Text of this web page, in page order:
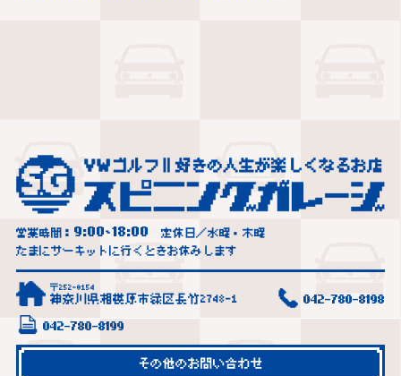
営業時間： 9:00~18:00
定休日／水曜・木曜
たまにサーキットに行くときお休みします
〒252-0154
神奈川県相模原市緑区長竹2748-1 042-780-8198
042-780-8199
その他のお問い合わせ